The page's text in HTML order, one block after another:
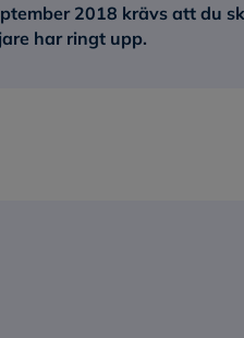
2018 krävs att du
har ringt upp.